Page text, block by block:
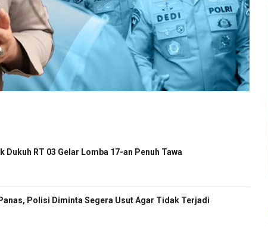
Dukuh RT 03 Gelar Lomba 17-an Penuh Tawa
Polisi Diminta Segera Usut Agar Tidak Terjadi